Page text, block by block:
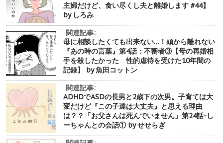
主婦だけど、食い尽くし夫と離婚します #44】
by しろみ
関連記事:
母に相談したくても出来ない…！頭から離れない
『あの時の言葉』第4話：不審者③【母の再婚相
手を殺したかった 性的虐待を受けた10年間の
記録】 by 魚田コットン
関連記事:
ADHDでASDの長男と2歳下の次男。子育ては大
変だけど『この子達は大丈夫』と思える理由
は？？「お父さんは死んでいません」第24話-し
ーちゃんとの会話① by せせらぎ